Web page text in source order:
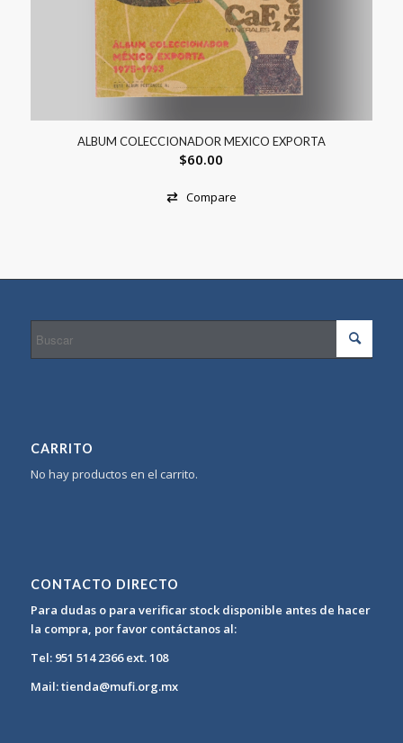
ALBUM COLECCIONADOR MEXICO EXPORTA
$60.00
Compare
CARRITO
No hay productos en el carrito.
CONTACTO DIRECTO
Para dudas o para verificar stock disponible antes de hacer
la compra, por favor contáctanos al:
Tel: 951 514 2366 ext. 108
Mail: tienda@mufi.org.mx